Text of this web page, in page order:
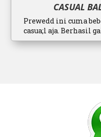
CASUAL
Prewedd ini cuma
casua;l aja. Berhasil